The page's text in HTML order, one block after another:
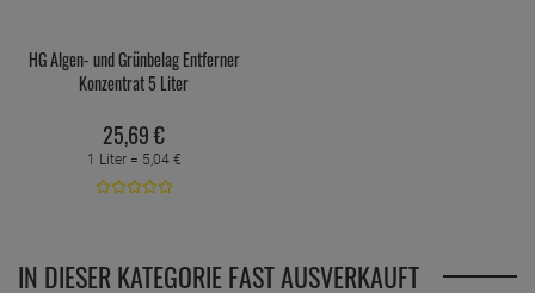
HG Algen- und Grünbelag Entferner
Konzentrat 5 Liter
25,69€
1 Liter = 5,04 €
IN DIESER KATEGORIE FAST AUSVERKAUFT